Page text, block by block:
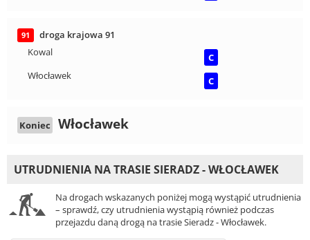
91
droga krajowa 91
Kowal
C
Włocławek
C
Koniec Włocławek
UTRUDNIENIA NA TRASIE SIERADZ - WŁOCŁAWEK
Na drogach wskazanych poniżej mogą wystąpić utrudnienia
– sprawdź, czy utrudnienia wystąpią również podczas
przejazdu daną drogą na trasie Sieradz - Włocławek.